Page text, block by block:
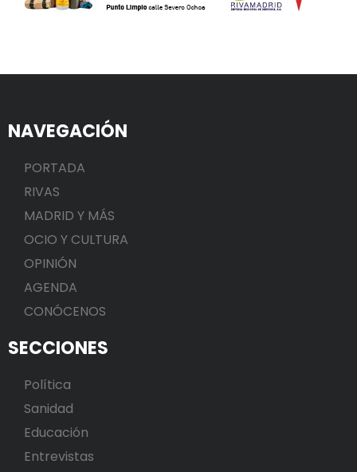
NAVEGACIÓN
PORTADA
RIVAS
MADRID Y MÁS
OCIO Y CULTURA
OPINIÓN
AGENDA
CONÓCENOS
SECCIONES
Política
Sanidad
Educación
Entrevistas